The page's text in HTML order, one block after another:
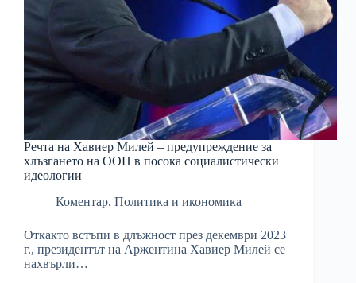
Речта на Хавиер Милей – предупреждение за
хлъзгането на ООН в посока социалистически
идеологии
Коментар, Политика и икономика
Откакто встъпи в длъжност през декември 2023
г., президентът на Аржентина Хавиер Милей се
нахвърли…